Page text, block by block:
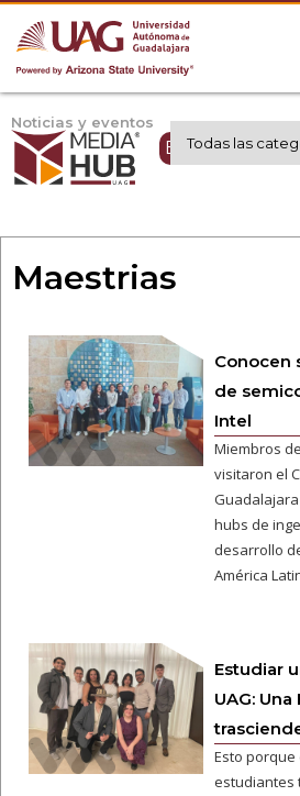
Noticias y eventos
Expertos UAG
Maestrias
Conocen
de
Intel
Miembros
visitaron el
hubs de
desarrollo
América
Estudiar
UAG:
Esto porque
estudiantes